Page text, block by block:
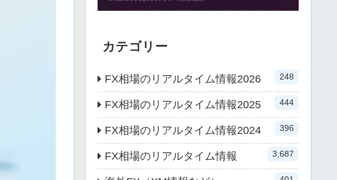
カテゴリー
FX相場のリアルタイム情報2026 248
FX相場のリアルタイム情報2025 444
FX相場のリアルタイム情報2024 396
FX相場のリアルタイム情報 3,687